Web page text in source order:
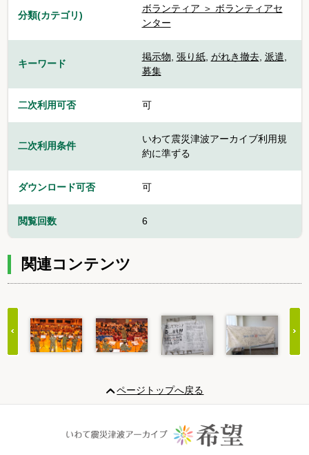
分類(カテゴリ)
ボランティア ＞ ボランティアセ
ンター
キーワード
掲示物, 張り紙, がれき撤去, 派遣,
募集
二次利用可否 可
二次利用条件
いわて震災津波アーカイブ利用規
約に準ずる
ダウンロード可否 可
閲覧回数 6
関連コンテンツ
20
ページトップへ戻る